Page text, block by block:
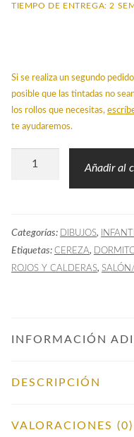
TIEMPO DE ENTREGA: 2
Si se realiza un segundo
posible que las tintadas no
los rollos que necesitas,
te ayudaremos.
Papel
cantidad
Añadir al
Categorías: DIBUJOS,
Etiquetas: CEREZA,
ROJOS Y CALDERAS,
INFORMACIÓN
DESCRIPCIÓN
VALORACIONES (0)